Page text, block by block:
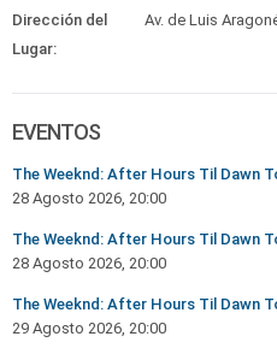
Dirección del
Lugar:
Av. de Luis
EVENTOS
The Weeknd: After Hours Til Dawn
28 Agosto 2026, 20:00
The Weeknd: After Hours Til Dawn
28 Agosto 2026, 20:00
The Weeknd: After Hours Til Dawn
29 Agosto 2026, 20:00